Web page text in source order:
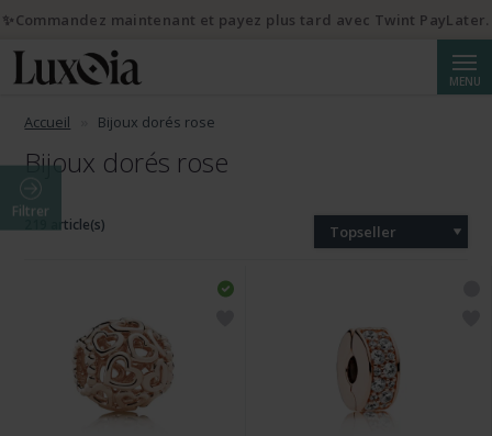
MENU
Accueil Bijoux dorés rose
Bijoux dorés rose
Filtrer
219 article(s) Topseller
✨Commandez maintenant et payez plus tard avec Twint PayLater.